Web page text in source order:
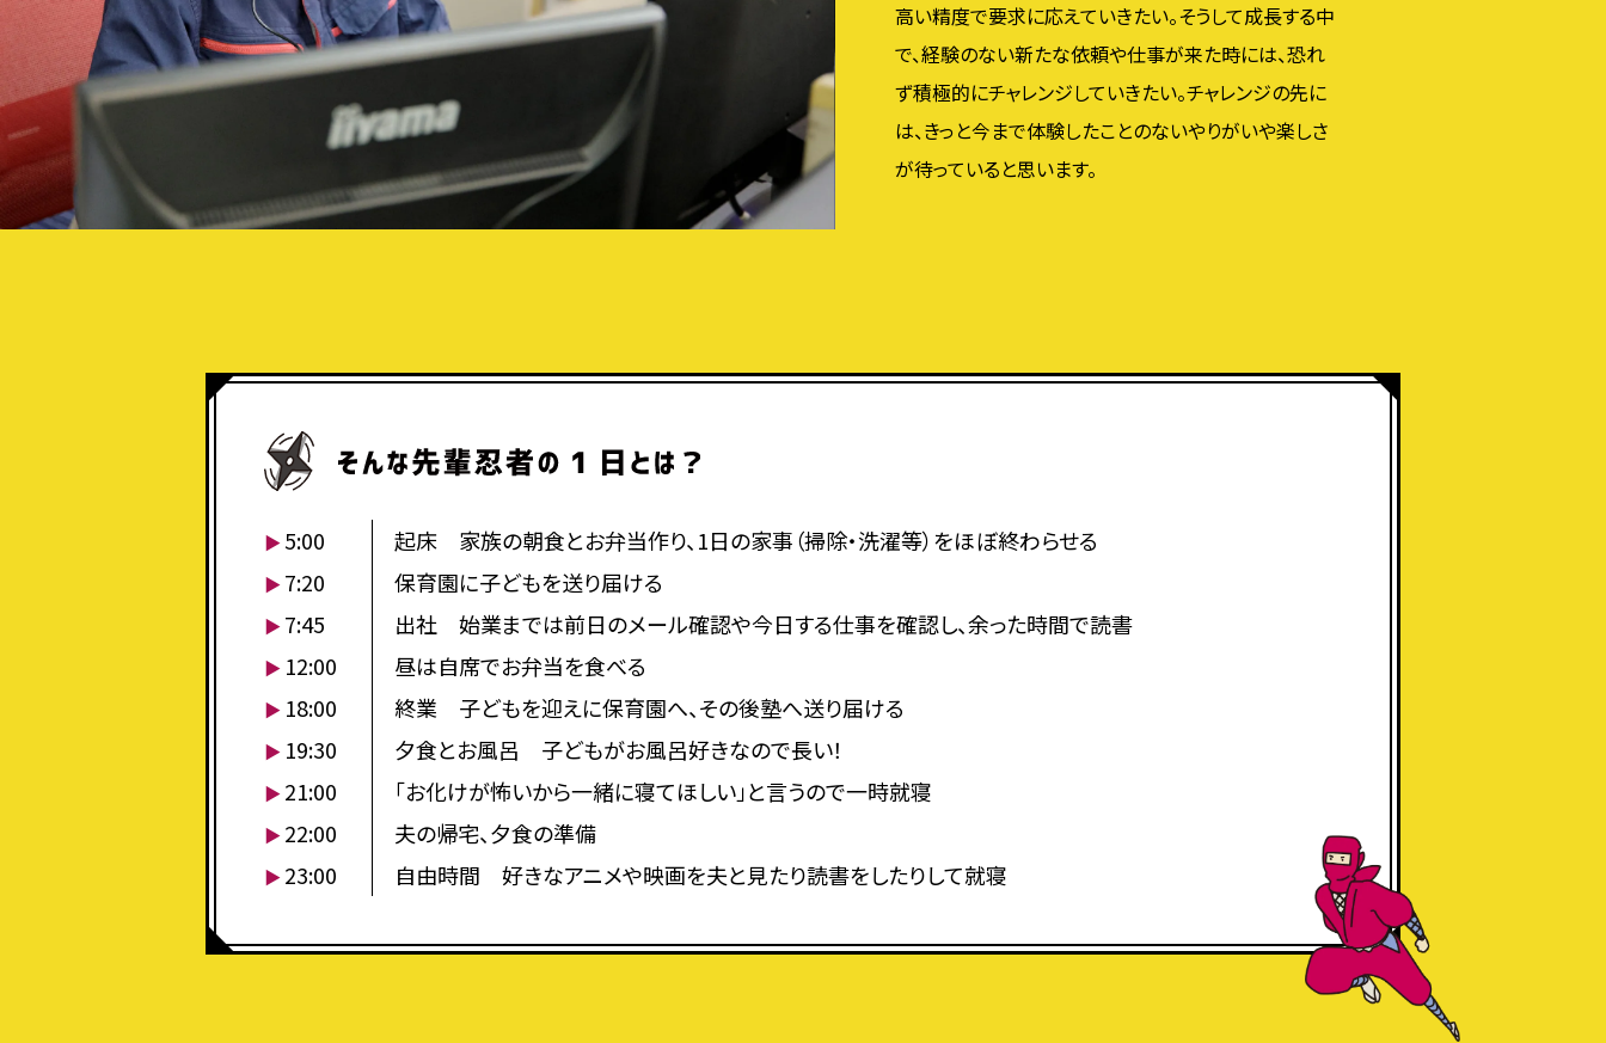
高い精度で要求に応えていきたい。そうして成長する中
で、経験のない新たな依頼や仕事が来た時には、恐れ
ず積極的にチャレンジしていきたい。チャレンジの先に
は、きっと今まで体験したことのないやりがいや楽しさ
が待っていると思います。
5:00
起床 家族の朝食とお弁当作り、1日の家事（掃除・洗濯等）をほぼ終わらせる
7:20
保育園に子どもを送り届ける
7:45
出社 始業までは前日のメール確認や今日する仕事を確認し、余った時間で読書
12:00
昼は自席でお弁当を食べる
18:00
終業 子どもを迎えに保育園へ、その後塾へ送り届ける
19:30
夕食とお風呂 子どもがお風呂好きなので長い！
21:00
「お化けが怖いから一緒に寝てほしい」と言うので一時就寝
22:00
夫の帰宅、夕食の準備
23:00
自由時間 好きなアニメや映画を夫と見たり読書をしたりして就寝